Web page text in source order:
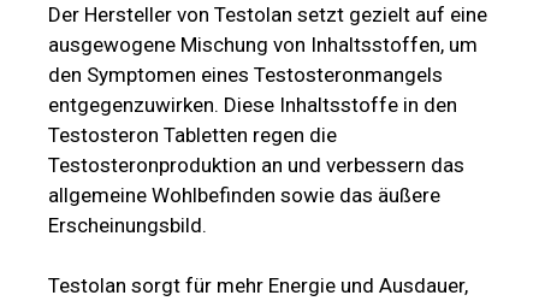
Der Hersteller von Testolan setzt gezielt auf eine
ausgewogene Mischung von Inhaltsstoffen, um
den Symptomen eines Testosteronmangels
entgegenzuwirken. Diese Inhaltsstoffe in den
Testosteron Tabletten regen die
Testosteronproduktion an und verbessern das
allgemeine Wohlbefinden sowie das äußere
Erscheinungsbild.
Testolan sorgt für mehr Energie und Ausdauer,